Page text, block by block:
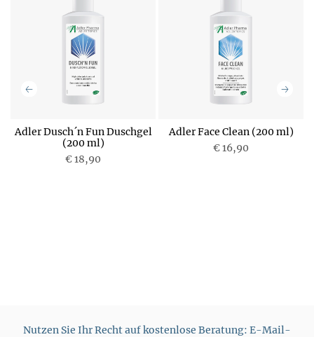
Adler Dusch´n Fun Duschgel
(200 ml)
€ 18,90
Adler Face Clean (200 ml)
€ 16,90
Nutzen Sie Ihr Recht auf kostenlose Beratung: E-Mail-